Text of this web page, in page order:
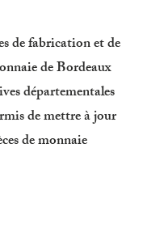
de fabrication et de
de Bordeaux
départementales
de mettre à jour
de monnaie